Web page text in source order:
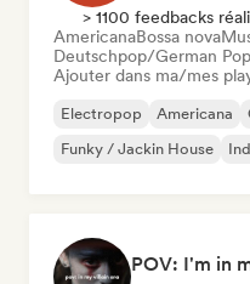
> 1100 feedbacks
AmericanaBossa nova
Deutschpop/German Pop
Ajouter dans ma/mes
Electropop Americana
Funky / Jackin House
POV: I'm in